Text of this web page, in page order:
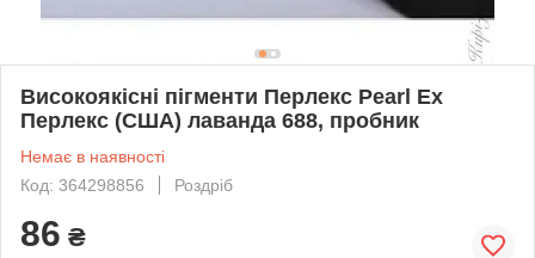
Високоякісні пігменти Перлекс Pearl Ex
Перлекс (США) лаванда 688, пробник
Немає в наявності
Код: 364298856
Роздріб
86 ₴